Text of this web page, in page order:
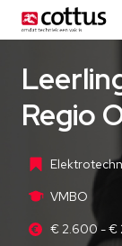
Regio
VMBO
€ 2.600 - €